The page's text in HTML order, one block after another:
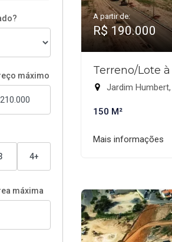
máximo
4+
máxima
A partir de:
R$ 190.000
Terreno/Lote
Jardim
150 M²
Mais informações